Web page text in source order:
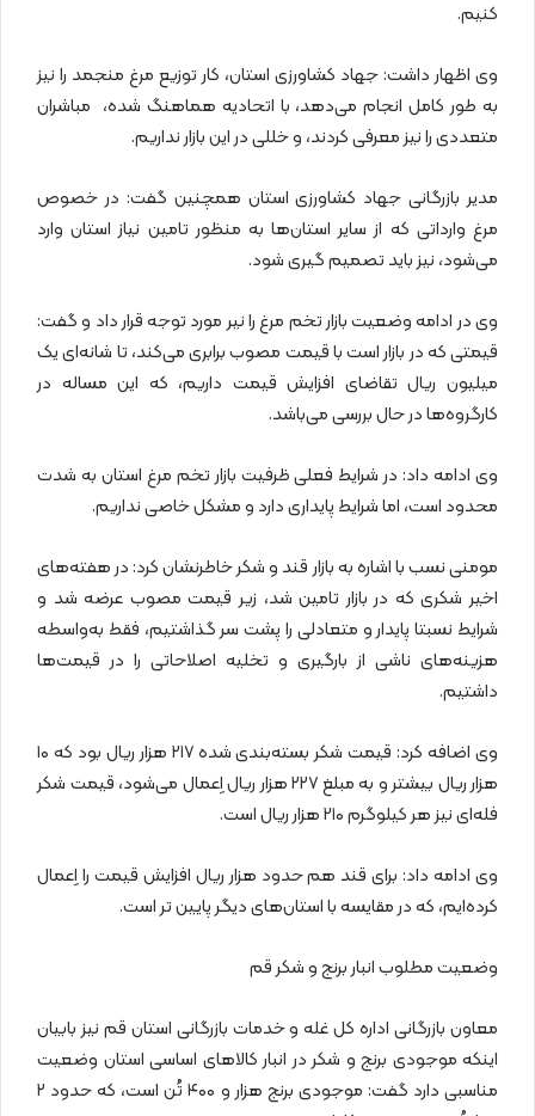
کنیم.
وی اظهار داشت: جهاد کشاورزی استان، کار توزیع مرغ منجمد را نیز
به طور کامل انجام می‌دهد، با اتحادیه هماهنگ شده، مباشران
متعددی را نیز معرفی کردند، و خللی در این بازار نداریم.
مدیر بازرگانی جهاد کشاورزی استان همچنین گفت: در خصوص
مرغ وارداتی که از سایر استان‌ها به منظور تامین نیاز استان‌ وارد
می‌شود، نیز باید تصمیم گیری شود.
وی در ادامه وضعیت بازار تخم مرغ را نیر مورد توجه قرار داد و گفت:
قیمتی که در بازار است با قیمت مصوب برابری می‌کند، تا شانه‌ای یک
میلیون ریال تقاضای افزایش قیمت داریم، که این مساله در
کارگروه‌ها در حال بررسی می‌باشد.
وی ادامه داد: در شرایط فعلی ظرفیت بازار تخم مرغ استان به شدت
محدود است، اما شرایط پایداری دارد و مشکل خاصی نداریم.
مومنی نسب با اشاره به بازار قند و شکر خاطرنشان کرد: در هفته‌های
اخیر شکری که در بازار تامین شد، زیر قیمت مصوب عرضه شد و
شرایط نسبتا پایدار و متعادلی را پشت سر گذاشتیم، فقط به‌واسطه
هزینه‌های ناشی از بارگیری و تخلیه اصلاحاتی را در قیمت‌ها
داشتیم.
وی اضافه کرد: قیمت شکر بسته‌بندی شده ۲۱۷ هزار ریال بود که ۱۰
هزار ریال بیشتر و به مبلغ ۲۲۷ هزار ریال اِعمال می‌شود، قیمت شکر
فله‌ای نیز هر کیلوگرم ۲۱۰ هزار ریال است.
وی ادامه داد: برای قند هم حدود هزار ریال افزایش قیمت را اِعمال
کرده‌ایم، که در مقایسه با استان‌های دیگر پایین تر است.
وضعیت مطلوب انبار برنج و شکر قم
معاون بازرگانی اداره کل غله و خدمات بازرگانی استان قم نیز بابیان
اینکه موجودی برنج و شکر در انبار کالاهای اساسی استان وضعیت
مناسبی دارد گفت: موجودی برنج هزار و ۴۰۰ تُن است، که حدود ۲